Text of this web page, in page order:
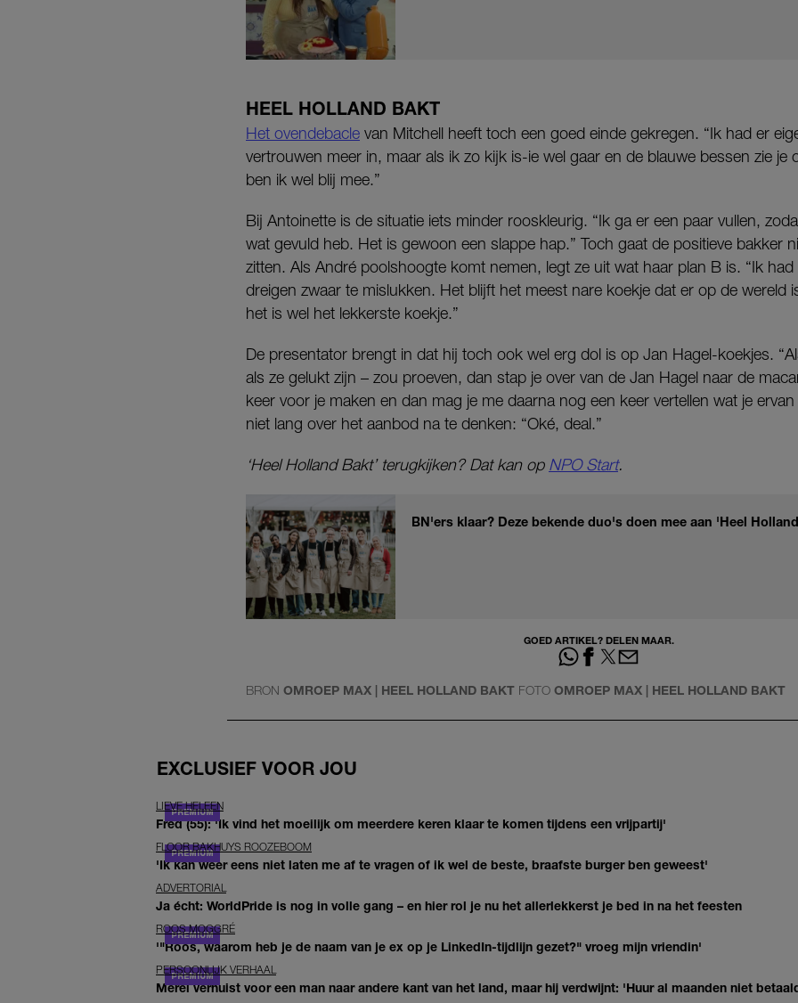
HEEL HOLLAND BAKT
Het ovendebacle van Mitchell heeft toch een goed einde gekregen. “Ik had er
vertrouwen meer in, maar als ik zo kijk is-ie wel gaar en de blauwe bessen zie je
ben ik wel blij mee.”
Bij Antoinette is de situatie iets minder rooskleurig. “Ik ga er een paar vullen,
wat gevuld heb. Het is gewoon een slappe hap.” Toch gaat de positieve bakker
zitten. Als André poolshoogte komt nemen, legt ze uit wat haar plan B is. “Ik
dreigen zwaar te mislukken. Het blijft het meest nare koekje dat er op de wereld
het is wel het lekkerste koekje.”
De presentator brengt in dat hij toch ook wel erg dol is op Jan Hagel-koekjes.
als ze gelukt zijn – zou proeven, dan stap je over van de Jan Hagel naar de
keer voor je maken en dan mag je me daarna nog een keer vertellen wat je
niet lang over het aanbod na te denken: “Oké, deal.”
‘Heel Holland Bakt’ terugkijken? Dat kan op NPO Start.
BN'ers klaar? Deze bekende duo's doen mee aan 'Heel
GOED ARTIKEL? DELEN MAAR.
BRON OMROEP MAX | HEEL HOLLAND BAKT FOTO OMROEP MAX | HEEL HOLLAND BAKT
EXCLUSIEF VOOR JOU
LIEVE HELEEN
Fred (55): 'Ik vind het moeilijk om meerdere keren klaar te komen tijdens een vrijpartij'
FLOOR BAKHUYS ROOZEBOOM
'Ik kan weer eens niet laten me af te vragen of ik wel de beste, braafste burger ben geweest'
ADVERTORIAL
Ja écht: WorldPride is nog in volle gang – en hier rol je nu het allerlekkerst je bed in na het feesten
ROOS MOGGRÉ
'"Roos, waarom heb je de naam van je ex op je LinkedIn-tijdlijn gezet?" vroeg mijn vriendin'
PERSOONLIJK VERHAAL
Merel verhuist voor een man naar andere kant van het land, maar hij verdwijnt: 'Huur al maanden niet